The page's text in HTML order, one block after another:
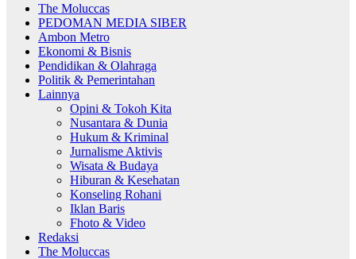
The Moluccas
PEDOMAN MEDIA SIBER
Ambon Metro
Ekonomi & Bisnis
Pendidikan & Olahraga
Politik & Pemerintahan
Lainnya
Opini & Tokoh Kita
Nusantara & Dunia
Hukum & Kriminal
Jurnalisme Aktivis
Wisata & Budaya
Hiburan & Kesehatan
Konseling Rohani
Iklan Baris
Fhoto & Video
Redaksi
The Moluccas